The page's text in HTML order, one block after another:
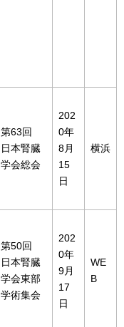
第63回
日本腎臓
学会総会
202
0年
8月
15
日
横浜
第50回
日本腎臓
学会東部
学術集会
202
0年
9月
17
日
WE
B